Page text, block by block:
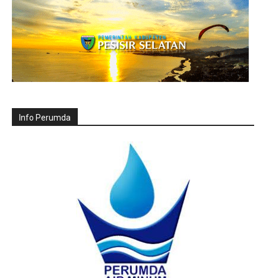
Info Perumda